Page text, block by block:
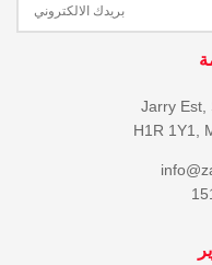
H1R 1Y1,